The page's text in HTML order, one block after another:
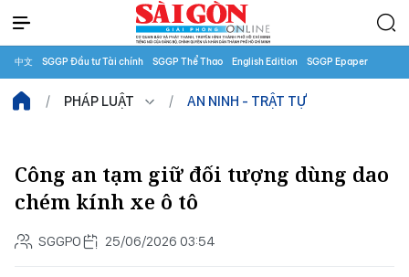
中文 SGGP Đầu tư Tài chính SGGP Thể Thao English Edition SGGP Epaper
PHÁP LUẬT AN NINH - TRẬT TỰ
Công an tạm giữ đối tượng dùng dao
chém kính xe ô tô
SGGPO 25/06/2026 03:54